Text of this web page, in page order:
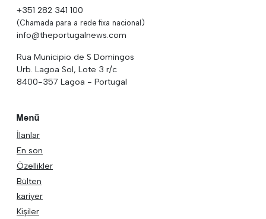
+351 282 341 100
(Chamada para a rede fixa nacional)
info@theportugalnews.com
Rua Municipio de S Domingos
Urb. Lagoa Sol, Lote 3 r/c
8400-357 Lagoa - Portugal
Menü
İlanlar
En son
Özellikler
Bülten
kariyer
Kişiler